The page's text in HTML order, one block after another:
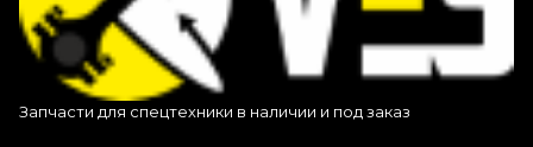
Запчасти для спецтехники в наличии и под заказ